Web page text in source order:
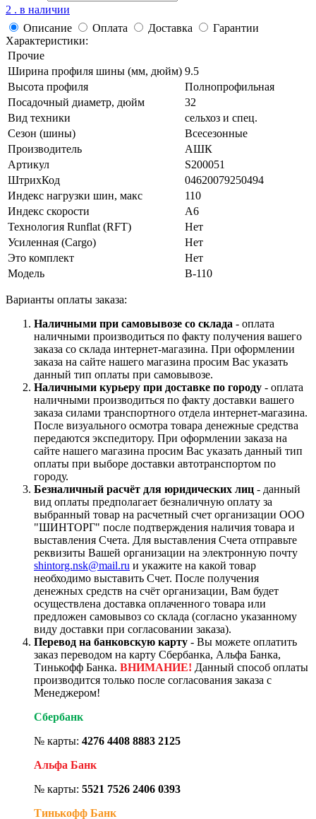
2 . в наличии
Описание
Оплата Доставка
Гарантии
Характеристики:
Прочие
Ширина профиля шины (мм, дюйм) 9.5
Высота профиля
Полнопрофильная
Посадочный диаметр, дюйм
32
Вид техники
сельхоз и спец.
Сезон (шины)
Всесезонные
Производитель
АШК
Артикул
S200051
ШтрихКод
04620079250494
Индекс нагрузки шин, макс
110
Индекс скорости
A6
Технология Runflat (RFT)
Нет
Усиленная (Cargo)
Нет
Это комплект
Нет
Модель
В-110
Варианты оплаты заказа:
Наличными при самовывозе со склада - оплата
наличными производиться по факту получения вашего
заказа со склада интернет-магазина. При оформлении
заказа на сайте нашего магазина просим Вас указать
данный тип оплаты при самовывозе.
Наличными курьеру при доставке по городу - оплата
наличными производиться по факту доставки вашего
заказа силами транспортного отдела интернет-магазина.
После визуального осмотра товара денежные средства
передаются экспедитору. При оформлении заказа на
сайте нашего магазина просим Вас указать данный тип
оплаты при выборе доставки автотранспортом по
городу.
Безналичный расчёт для юридических лиц - данный
вид оплаты предполагает безналичную оплату за
выбранный товар на расчетный счет организации ООО
"ШИНТОРГ" после подтверждения наличия товара и
выставления Счета. Для выставления Счета отправьте
реквизиты Вашей организации на электронную почту
shintorg.nsk@mail.ru и укажите на какой товар
необходимо выставить Счет. После получения
денежных средств на счёт организации, Вам будет
осуществлена доставка оплаченного товара или
предложен самовывоз со склада (согласно указанному
виду доставки при согласовании заказа).
Перевод на банковскую карту - Вы можете оплатить
заказ переводом на карту Сбербанка, Альфа Банка,
Тинькофф Банка. ВНИМАНИЕ! Данный способ оплаты
производится только после согласования заказа с
Менеджером!
Сбербанк
№ карты: 4276 4408 8883 2125
Альфа Банк
№ карты: 5521 7526 2406 0393
Тинькофф Банк